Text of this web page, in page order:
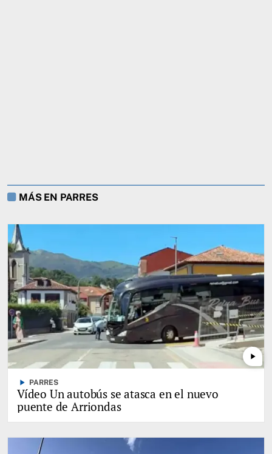
MÁS EN PARRES
play_arrow
play_arrow PARRES
Vídeo Un autobús se atasca en el nuevo
puente de Arriondas